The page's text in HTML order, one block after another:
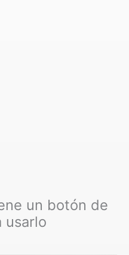
un botón de
usarlo